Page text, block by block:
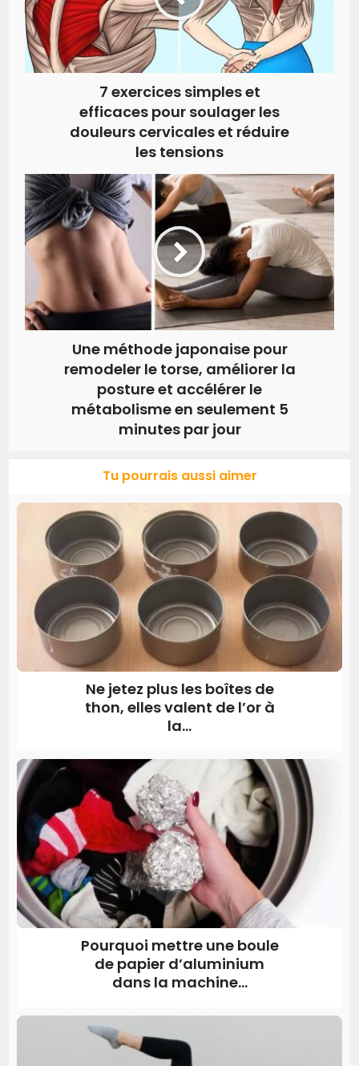
7 exercices simples et
efficaces pour soulager les
douleurs cervicales et réduire
les tensions
Une méthode japonaise pour
remodeler le torse, améliorer la
posture et accélérer le
métabolisme en seulement 5
minutes par jour
Tu pourrais aussi aimer
Ne jetez plus les boîtes de
thon, elles valent de l’or à
la...
Pourquoi mettre une boule
de papier d’aluminium
dans la machine...